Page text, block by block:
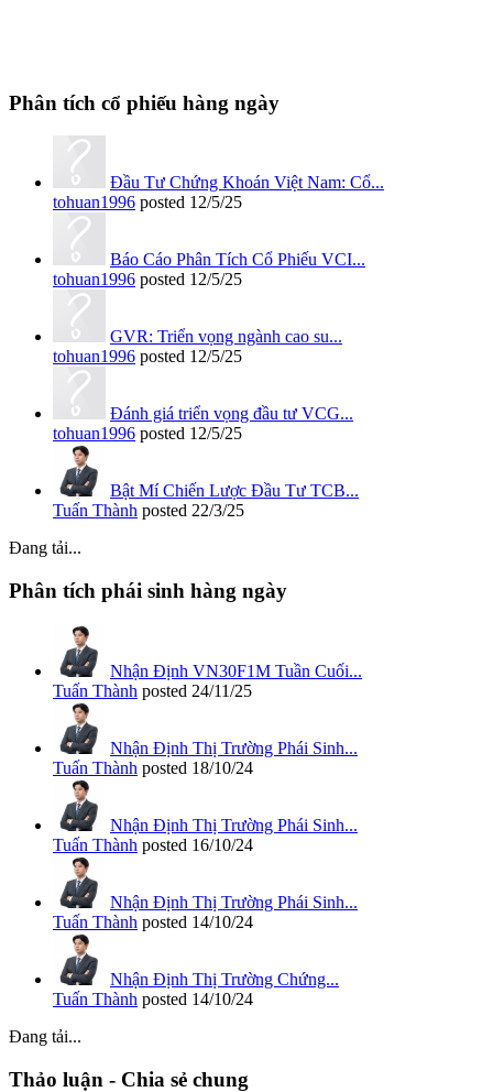
Phân tích cổ phiếu hàng ngày
Đầu Tư Chứng Khoán Việt Nam: Cổ...
tohuan1996 posted 12/5/25
Báo Cáo Phân Tích Cổ Phiếu VCI...
tohuan1996 posted 12/5/25
GVR: Triển vọng ngành cao su...
tohuan1996 posted 12/5/25
Đánh giá triển vọng đầu tư VCG...
tohuan1996 posted 12/5/25
Bật Mí Chiến Lược Đầu Tư TCB...
Tuấn Thành posted 22/3/25
Đang tải...
Phân tích phái sinh hàng ngày
Nhận Định VN30F1M Tuần Cuối...
Tuấn Thành posted 24/11/25
Nhận Định Thị Trường Phái Sinh...
Tuấn Thành posted 18/10/24
Nhận Định Thị Trường Phái Sinh...
Tuấn Thành posted 16/10/24
Nhận Định Thị Trường Phái Sinh...
Tuấn Thành posted 14/10/24
Nhận Định Thị Trường Chứng...
Tuấn Thành posted 14/10/24
Đang tải...
Thảo luận - Chia sẻ chung